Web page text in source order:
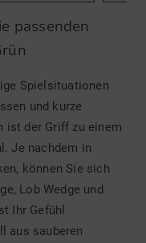
passenden
Spielsituationen
und kurze
ist der Griff zu einem
Je nachdem in
können Sie sich
Lob Wedge und
Ihr Gefühl
aus sauberen